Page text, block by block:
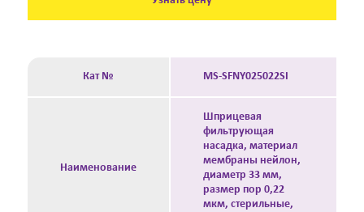
Кат № MS-SFNY025022SI
Наименование
Шприцевая
фильтрующая
насадка, материал
мембраны нейлон,
диаметр 33 мм,
размер пор 0,22
мкм, стерильные,